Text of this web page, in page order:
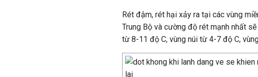
Rét đậm, rét hại xảy ra tại các vùng
Trung Bộ và cường độ rét mạnh nhất
từ 8-11 độ C, vùng núi từ 4-7 độ C,